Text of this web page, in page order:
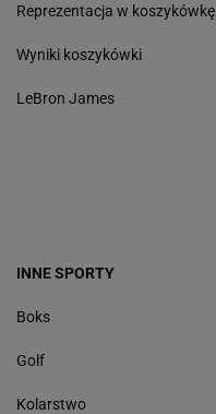
Reprezentacja w koszykówkę
Wyniki koszykówki
LeBron James
INNE SPORTY
Boks
Golf
Kolarstwo